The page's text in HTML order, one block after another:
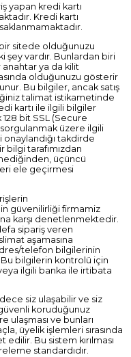
yapan kredi kartı
Kredi kartı
sitede olduğunuzu
şey vardır. Bunlardan biri
anahtar ya da kilit
olduğunuzu gösterir
Bu bilgiler, ancak satış
talimat istikametinde
kartı ile ilgili bilgiler
128 bit SSL (Secure
üzere ilgili
onaylandığı takdirde
bilgi tarafımızdan
üçüncü
ele geçirmesi
güvenilirliği firmamiz
karşı denetlenmektedir.
sipariş veren
aşamasına
telefon bilgilerinin
bilgilerin kontrolü için
ilgili banka ile irtibata
siz ulaşabilir ve siz
koruduğunuz
ulaşması ve bunları
üyelik işlemleri sırasında
Bu sistem kırılması
standardıdır.